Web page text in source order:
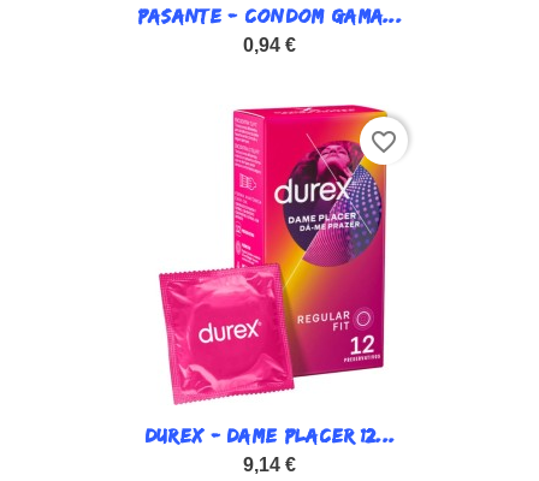
PASANTE - CONDOM GAMA...
0,94 €
DUREX - DAME PLACER 12...
9,14 €
favorite_border